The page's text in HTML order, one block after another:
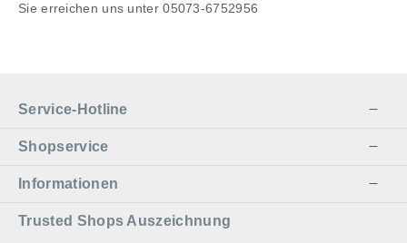
Sie erreichen uns unter 05073-6752956
Service-Hotline
Shopservice
Informationen
Trusted Shops Auszeichnung